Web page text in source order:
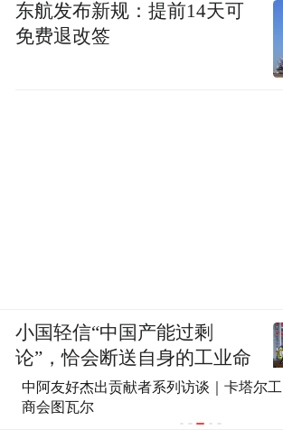
中阿友好杰出贡献者系列访谈｜卡塔尔工
商会图瓦尔
东航发布新规：提前14天可
免费退改签
小国轻信“中国产能过剩
论”，恰会断送自身的工业命
脉？